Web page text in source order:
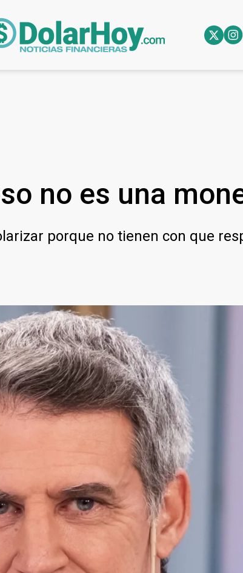
no es una
porque no tienen con que